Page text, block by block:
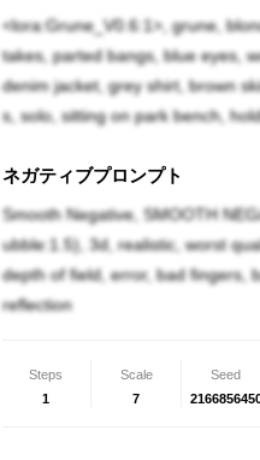
<lora:Grune_V0.6:1>, grune,
takes, parted bangs, blue eyes,
denim jacket, grey shirt, brown
s, solo, sitting on park bench,
ネガティブプロンプト
Smooth Negative, SMOOTH
ubble:1.5), 3d, realistic, worst
depth of field, error, bad fingers,
reflection
Steps
1
Scale
7
Seed